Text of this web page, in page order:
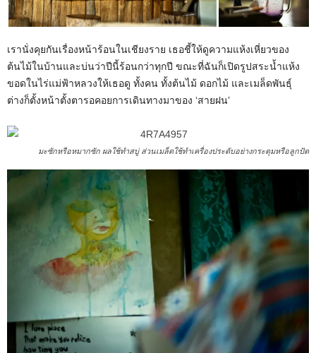
เรานั่งคุยกันเรื่องหน้าร้อนในเชียงราย เธอชี้ให้ดูความแห้งเหี่ยวของ
ต้นไม้ในบ้านและบ่นว่าปีนี้ร้อนกว่าทุกปี ขณะที่ฉันก็เปิดรูปสระน้ำแห้ง
ขอดในไร่แม่ฟ้าหลวงให้เธอดู ทั้งคน ทั้งต้นไม้ ดอกไม้ และเมล็ดพันธุ์
ต่างก็ตั้งหน้าตั้งตารอคอยการเดินทางมาของ ‘สายฝน’
มะซักหรือหมากซัก ผลใช้ทำสบู่ ส่วนเมล็ดใช้ทำเครื่องประดับอย่างกระดุมหรือลูกปัด